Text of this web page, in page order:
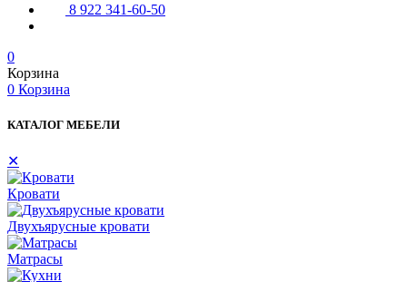
8 922 341-60-50
0
Корзина
0 Корзина
КАТАЛОГ МЕБЕЛИ
✕
Кровати
Двухъярусные кровати
Матрасы